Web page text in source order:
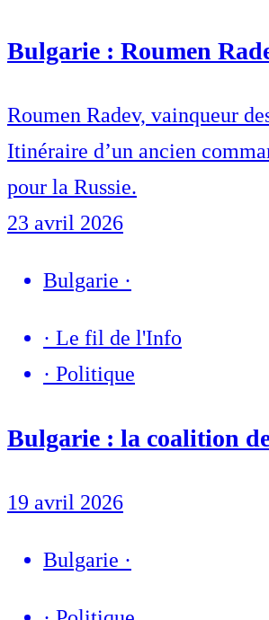
Bulgarie : Roumen
Roumen Radev, vainqueur
Itinéraire d’un ancien
pour la Russie.
23 avril 2026
Bulgarie ·
· Le fil de l'Info
· Politique
Bulgarie : la coalition
19 avril 2026
Bulgarie ·